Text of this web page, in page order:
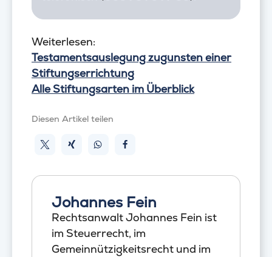
Weiterlesen:
Testamentsauslegung zugunsten einer
Stiftungserrichtung
Alle Stiftungsarten im Überblick
Diesen Artikel teilen
Johannes Fein
Rechtsanwalt Johannes Fein ist
im Steuerrecht, im
Gemeinnützigkeitsrecht und im